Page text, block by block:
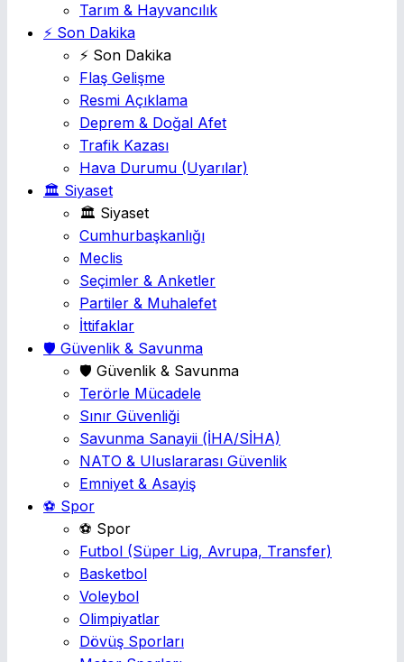
Tarım & Hayvancılık
⚡ Son Dakika
⚡ Son Dakika
Flaş Gelişme
Resmi Açıklama
Deprem & Doğal Afet
Trafik Kazası
Hava Durumu (Uyarılar)
🏛️ Siyaset
🏛️ Siyaset
Cumhurbaşkanlığı
Meclis
Seçimler & Anketler
Partiler & Muhalefet
İttifaklar
🛡️ Güvenlik & Savunma
🛡️ Güvenlik & Savunma
Terörle Mücadele
Sınır Güvenliği
Savunma Sanayii (İHA/SİHA)
NATO & Uluslararası Güvenlik
Emniyet & Asayiş
⚽ Spor
⚽ Spor
Futbol (Süper Lig, Avrupa, Transfer)
Basketbol
Voleybol
Olimpiyatlar
Dövüş Sporları